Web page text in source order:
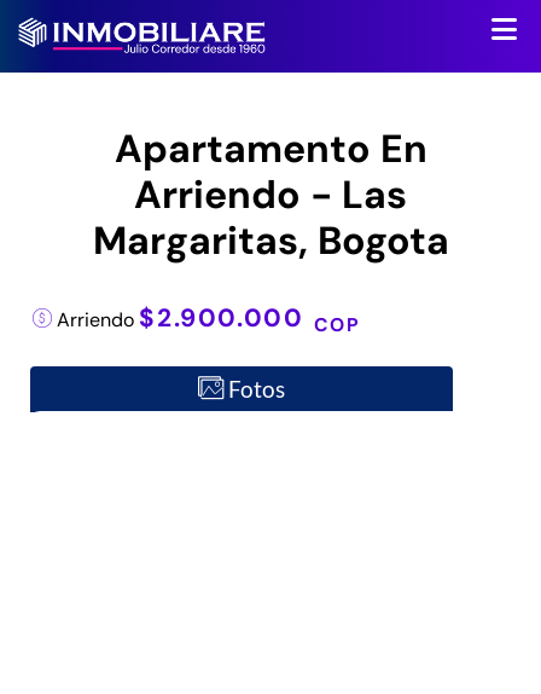
Apartamento En
Arriendo - Las
Margaritas, Bogota
Arriendo $2.900.000 COP
Fotos